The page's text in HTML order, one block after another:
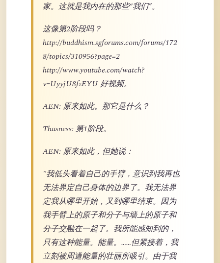
家。这就是我内在的那些“我们”。
这像第2阶段吗？
http://buddhism.sgforums.com/forums/172
8/topics/310956?page=2
http://www.youtube.com/watch?
v=UyyjU8fzEYU 好视频。
AEN: 原来如此。那它是什么？
Thusness: 第1阶段。
AEN: 原来如此，但她说：
"我低头看着自己的手臂，意识到我再也
无法界定自己身体的边界了。我无法界
定我从哪里开始，又到哪里结束。因为
我手臂上的原子和分子与墙上的原子和
分子交融在一起了。我所能感知到的，
只有这种能量。能量。……但紧接着，我
立刻被周遭能量的壮丽所吸引。由于我